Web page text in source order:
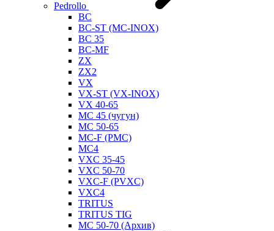
Pedrollo
BC
BC-ST (MC-INOX)
BC 35
BC-MF
ZX
ZX2
VX
VX-ST (VX-INOX)
VX 40-65
MC 45 (чугун)
MC 50-65
MC-F (PMC)
MC4
VXC 35-45
VXC 50-70
VXC-F (PVXC)
VXC4
TRITUS
TRITUS TIG
MC 50-70 (Архив)